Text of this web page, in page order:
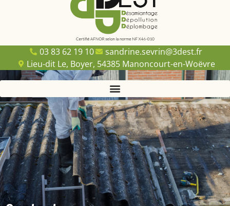
03 83 62 19 10
sandrine.sevrin@3dest.fr
Lieu-dit Le, Boyer, 54385 Manoncourt-en-Woëvre